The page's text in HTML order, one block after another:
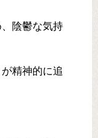
陰鬱な気持
精神的に追